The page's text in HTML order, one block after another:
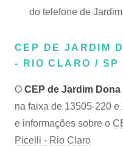
do telefone de
CEP DE JARDIM
- RIO CLARO / SP
O CEP de Jardim
na faixa de 13505-220
e informações sobre o
Picelli - Rio Claro